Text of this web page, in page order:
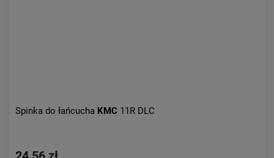
Spinka do łańcucha KMC 11R DLC